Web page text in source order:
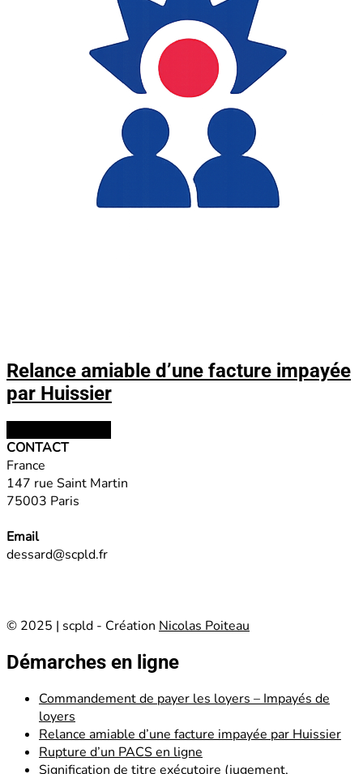
Relance amiable d’une facture impayée
par Huissier
CONTACT
France
147 rue Saint Martin
75003 Paris
Email
dessard@scpld.fr
© 2025 | scpld - Création Nicolas Poiteau
Démarches en ligne
Commandement de payer les loyers – Impayés de
loyers
Relance amiable d’une facture impayée par Huissier
Rupture d’un PACS en ligne
Signification de titre exécutoire (jugement,